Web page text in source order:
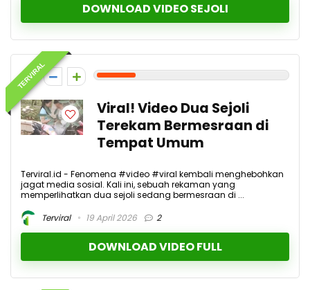
DOWNLOAD VIDEO SEJOLI
TERVIRAL
2
Viral! Video Dua Sejoli
Terekam Bermesraan di
Tempat Umum
Terviral.id - Fenomena #video #viral kembali menghebohkan
jagat media sosial. Kali ini, sebuah rekaman yang
memperlihatkan dua sejoli sedang bermesraan di ...
Terviral
19 April 2026 2
DOWNLOAD VIDEO FULL